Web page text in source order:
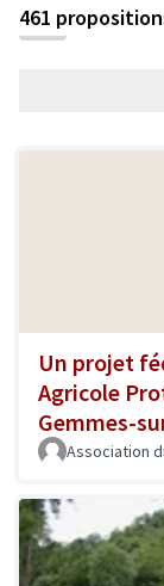
461
Un projet
Agricole
Gemmes-
Association